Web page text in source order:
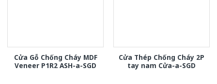
Cửa Gỗ Chống Cháy MDF
Veneer P1R2 ASH-a-SGD
Cửa Thép Chống Cháy 2P
tay nam Cửa-a-SGD